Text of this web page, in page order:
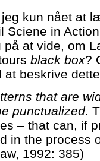
kun nået at
Sciene in
på at vide, om
black box?
at beskrive
that are
punctualized.
– that can, if
in the process
1992: 385)